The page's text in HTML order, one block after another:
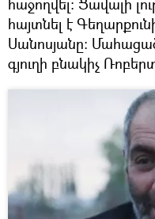
հաջողվել։ Ցավալի
հայտնել է
Սանոսյանը։
գյուղի բնակիչ